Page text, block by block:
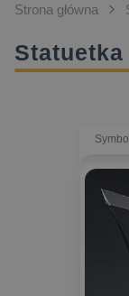
Strona główna
Statuetka
Symbol